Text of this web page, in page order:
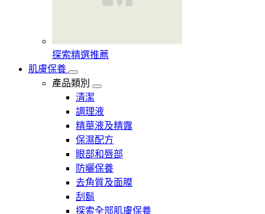
探索精選推薦
肌膚保養
產品類別
清潔
調理液
精華液及精露
保濕配方
眼部和唇部
防曬保養
去角質及面膜
刮鬍
探索全部肌膚保養